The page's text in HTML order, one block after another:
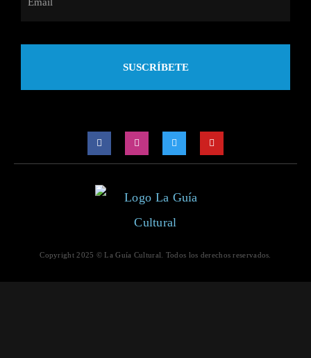
SUSCRÍBETE
Copyright 2025 © La Guía Cultural. Todos los derechos reservados.